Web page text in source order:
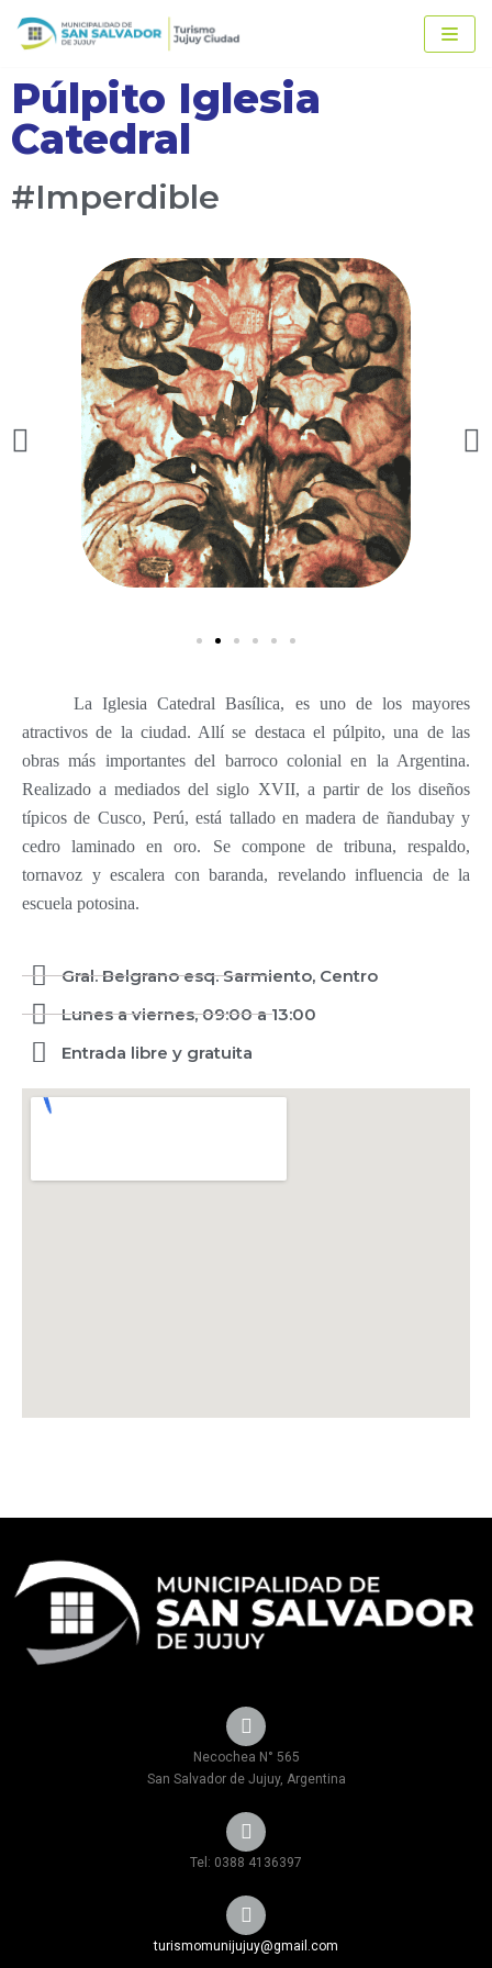
Ir
al
contenido
Púlpito Iglesia
Catedral
#Imperdible
La Iglesia Catedral Basílica, es uno de los mayores
atractivos de la ciudad. Allí se destaca el púlpito, una de las
obras más importantes del barroco colonial en la Argentina.
Realizado a mediados del siglo XVII, a partir de los diseños
típicos de Cusco, Perú, está tallado en madera de ñandubay y
cedro laminado en oro. Se compone de tribuna, respaldo,
tornavoz y escalera con baranda, revelando influencia de la
escuela potosina.
Gral. Belgrano esq. Sarmiento, Centro
Lunes a viernes, 09:00 a 13:00
Entrada libre y gratuita
Necochea N° 565
San Salvador de Jujuy, Argentina
Tel: 0388 4136397
turismomunijujuy@gmail.com